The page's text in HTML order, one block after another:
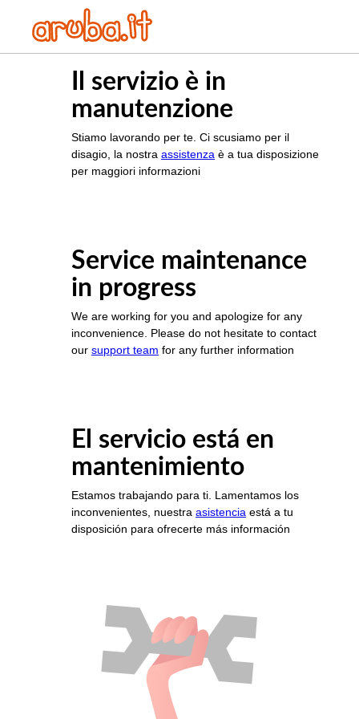
Il servizio è in
manutenzione
Stiamo lavorando per te. Ci scusiamo per il
disagio, la nostra assistenza è a tua disposizione
per maggiori informazioni
Service maintenance
in progress
We are working for you and apologize for any
inconvenience. Please do not hesitate to contact
our support team for any further information
El servicio está en
mantenimiento
Estamos trabajando para ti. Lamentamos los
inconvenientes, nuestra asistencia está a tu
disposición para ofrecerte más información